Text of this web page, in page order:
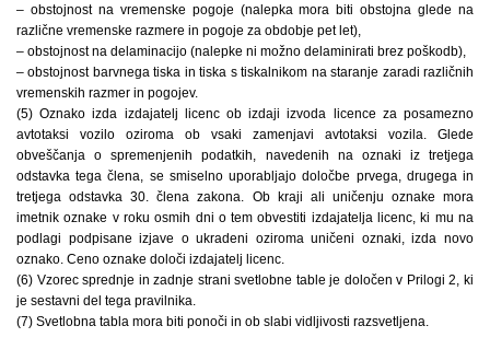
– obstojnost na vremenske pogoje (nalepka mora biti obstojna glede na
različne vremenske razmere in pogoje za obdobje pet let),
– obstojnost na delaminacijo (nalepke ni možno delaminirati brez poškodb),
– obstojnost barvnega tiska in tiska s tiskalnikom na staranje zaradi različnih
vremenskih razmer in pogojev.
(5) Oznako izda izdajatelj licenc ob izdaji izvoda licence za posamezno
avtotaksi vozilo oziroma ob vsaki zamenjavi avtotaksi vozila. Glede
obveščanja o spremenjenih podatkih, navedenih na oznaki iz tretjega
odstavka tega člena, se smiselno uporabljajo določbe prvega, drugega in
tretjega odstavka 30. člena zakona. Ob kraji ali uničenju oznake mora
imetnik oznake v roku osmih dni o tem obvestiti izdajatelja licenc, ki mu na
podlagi podpisane izjave o ukradeni oziroma uničeni oznaki, izda novo
oznako. Ceno oznake določi izdajatelj licenc.
(6) Vzorec sprednje in zadnje strani svetlobne table je določen v Prilogi 2, ki
je sestavni del tega pravilnika.
(7) Svetlobna tabla mora biti ponoči in ob slabi vidljivosti razsvetljena.